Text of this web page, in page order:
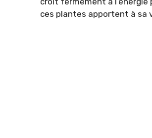
ces plantes apportent à sa